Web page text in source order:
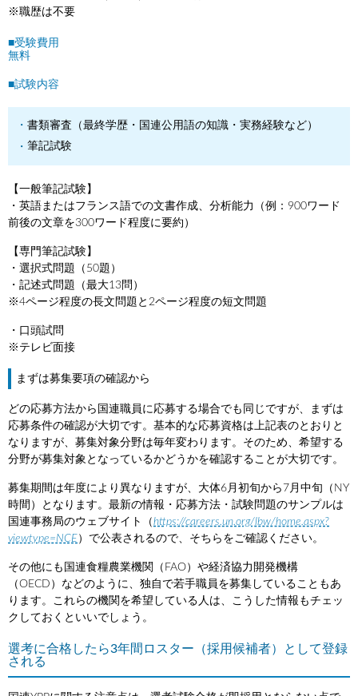
※職歴は不要
■受験費用
無料
■試験内容
書類審査（最終学歴・国連公用語の知識・実務経験など）
筆記試験
【一般筆記試験】
・英語またはフランス語での文書作成、分析能力（例：900ワード
前後の文章を300ワード程度に要約）
【専門筆記試験】
・選択式問題（50題）
・記述式問題（最大13問）
※4ページ程度の長文問題と2ページ程度の短文問題
・口頭試問
※テレビ面接
まずは募集要項の確認から
どの応募方法から国連職員に応募する場合でも同じですが、まずは
応募条件の確認が大切です。基本的な応募資格は上記表のとおりと
なりますが、募集対象分野は毎年変わります。そのため、希望する
分野が募集対象となっているかどうかを確認することが大切です。
募集期間は年度により異なりますが、大体6月初旬から7月中旬（NY
時間）となります。最新の情報・応募方法・試験問題のサンプルは
国連事務局のウェブサイト（https://careers.un.org/lbw/home.aspx?
viewtype=NCE）で公表されるので、そちらをご確認ください。
その他にも国連食糧農業機関（FAO）や経済協力開発機構
（OECD）などのように、独自で若手職員を募集していることもあ
ります。これらの機関を希望している人は、こうした情報もチェッ
クしておくといいでしょう。
選考に合格したら3年間ロスター（採用候補者）として登録
される